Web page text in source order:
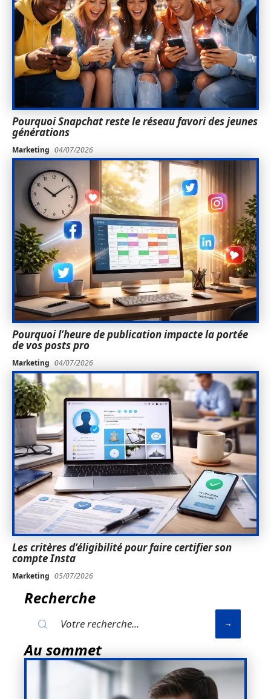
Pourquoi Snapchat reste le réseau favori des jeunes
générations
Marketing 04/07/2026
Pourquoi l’heure de publication impacte la portée
de vos posts pro
Marketing 04/07/2026
Les critères d’éligibilité pour faire certifier son
compte Insta
Marketing 05/07/2026
Recherche
Au sommet